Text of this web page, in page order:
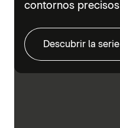
contornos precisos
Descubrir la serie